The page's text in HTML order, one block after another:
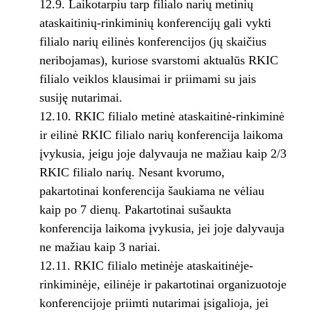
12.9. Laikotarpiu tarp filialo narių metinių
ataskaitinių-rinkiminių konferencijų gali vykti
filialo narių eilinės konferencijos (jų skaičius
neribojamas), kuriose svarstomi aktualūs RKIC
filialo veiklos klausimai ir priimami su jais
susiję nutarimai.
12.10. RKIC filialo metinė ataskaitinė-rinkiminė
ir eilinė RKIC filialo narių konferencija laikoma
įvykusia, jeigu joje dalyvauja ne mažiau kaip 2/3
RKIC filialo narių. Nesant kvorumo,
pakartotinai konferencija šaukiama ne vėliau
kaip po 7 dienų. Pakartotinai sušaukta
konferencija laikoma įvykusia, jei joje dalyvauja
ne mažiau kaip 3 nariai.
12.11. RKIC filialo metinėje ataskaitinėje-
rinkiminėje, eilinėje ir pakartotinai organizuotoje
konferencijoje priimti nutarimai įsigalioja, jei